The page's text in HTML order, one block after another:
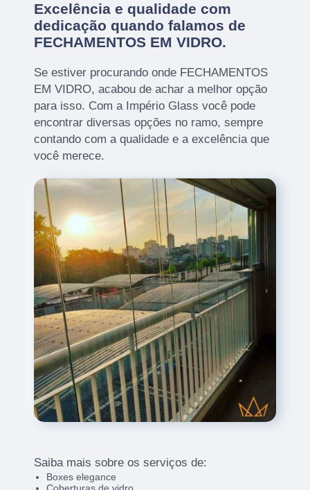
Excelência e qualidade com
dedicação quando falamos de
FECHAMENTOS EM VIDRO.
Se estiver procurando onde FECHAMENTOS
EM VIDRO, acabou de achar a melhor opção
para isso. Com a Império Glass você pode
encontrar diversas opções no ramo, sempre
contando com a qualidade e a excelência que
você merece.
Saiba mais sobre os serviços de:
Boxes elegance